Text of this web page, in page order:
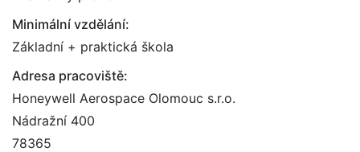
Minimální vzdělání:
Základní + praktická škola
Adresa pracoviště:
Honeywell Aerospace Olomouc s.r.o.
Nádražní 400
78365